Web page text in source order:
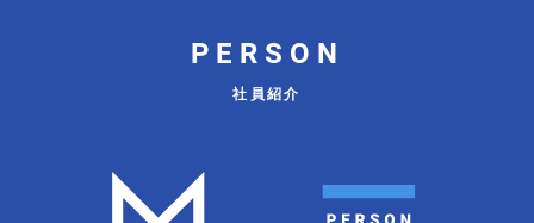
PERSON
社員紹介